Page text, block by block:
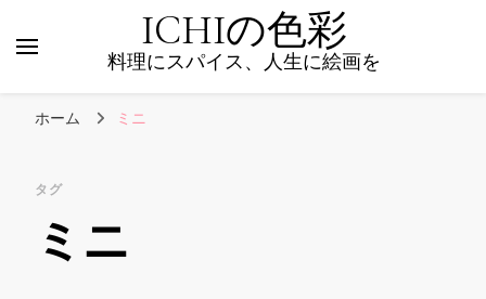
ICHIの色彩
料理にスパイス、人生に絵画を
ホーム ミニ
タグ
ミニ